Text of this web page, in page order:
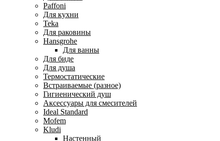
Paffoni
Для кухни
Teka
Для раковины
Hansgrohe
Для ванны
Для биде
Для душа
Термостатические
Встраиваемые (разное)
Гигиенический душ
Аксессуары для смесителей
Ideal Standard
Mofem
Kludi
Настенный